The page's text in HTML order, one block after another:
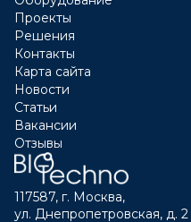
Проекты
Решения
Контакты
Карта сайта
Новости
Статьи
Вакансии
Отзывы
117587, г. Москва,
ул. Днепропетровская, д. 2